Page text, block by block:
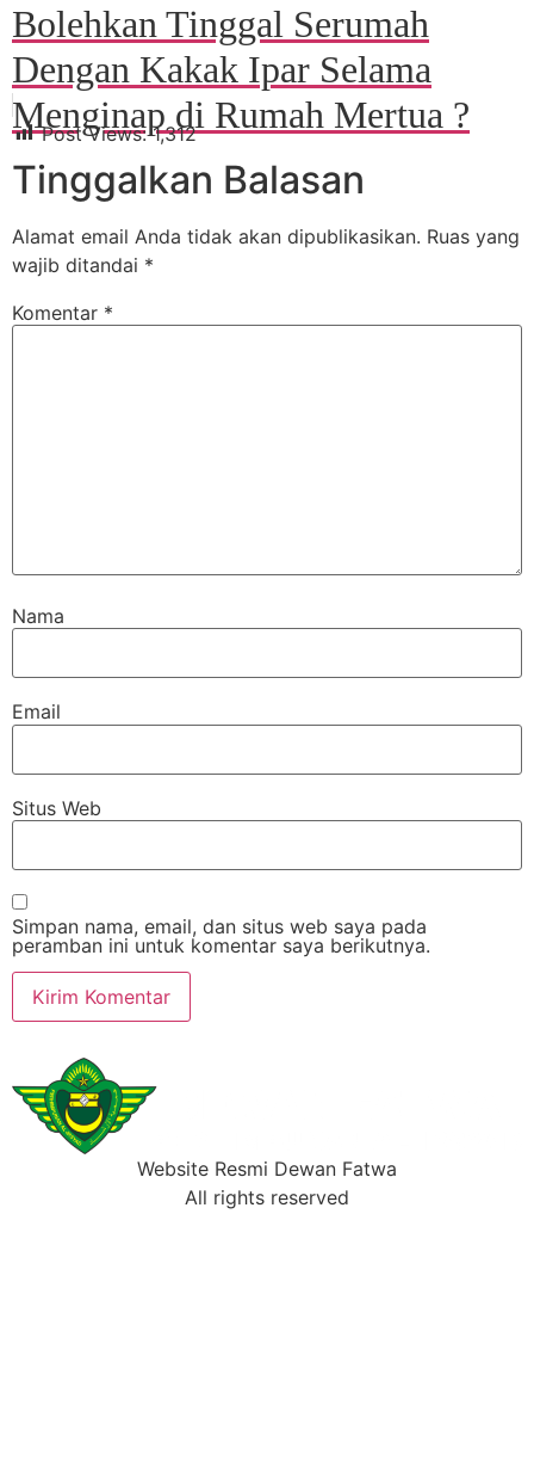
Bolehkan Tinggal Serumah
Dengan Kakak Ipar Selama
Menginap di Rumah Mertua ?
Post Views: 1,312
Tinggalkan Balasan
Alamat email Anda tidak akan dipublikasikan. Ruas yang
wajib ditandai *
Komentar *
Nama
Email
Situs Web
Simpan nama, email, dan situs web saya pada
peramban ini untuk komentar saya berikutnya.
Website Resmi Dewan Fatwa
All rights reserved